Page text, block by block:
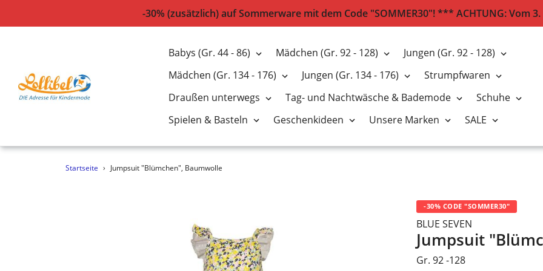
-30% (zusätzlich) auf Sommerware mit dem Code "SOMMER30"! *** ACHTUNG: Vom
Babys (Gr. 44 - 86) Mädchen (Gr. 92 - 128)
Jungen (Gr. 92 - 128)
Mädchen (Gr. 134 - 176)
Jungen (Gr. 134 - 176)
Strumpfwaren
Draußen unterwegs
Tag- und Nachtwäsche & Bademode
Schuhe
Spielen & Basteln
Geschenkideen Unsere Marken SALE
Startseite › Jumpsuit "Blümchen", Baumwolle
-30% CODE "SOMMER30"
BLUE SEVEN
Jumpsuit
Gr. 92 -128